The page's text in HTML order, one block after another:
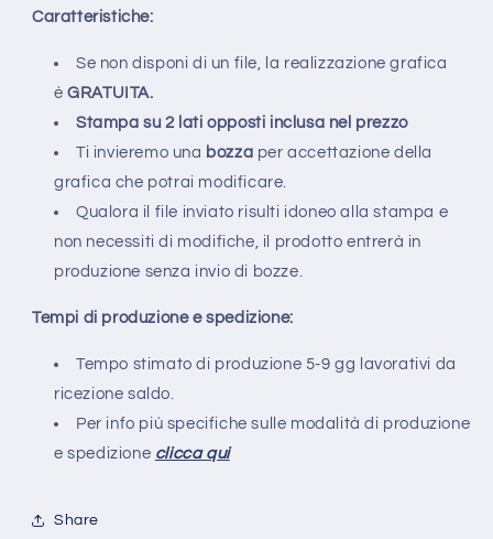
Caratteristiche:
Se non disponi di un file, la realizzazione grafica
è GRATUITA.
Stampa su 2 lati opposti inclusa nel prezzo
Ti invieremo una bozza per accettazione della
grafica che potrai modificare.
Qualora il file inviato risulti idoneo alla stampa e
non necessiti di modifiche, il prodotto entrerà in
produzione senza invio di bozze.
Tempi di produzione e spedizione:
Tempo stimato di produzione 5-9 gg lavorativi da
ricezione saldo.
Per info più specifiche sulle modalità di produzione
e spedizione clicca qui
Share